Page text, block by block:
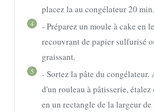
placez la au congélateur 20 min.
4
- Préparez un moule à cake en le
recouvrant de papier sulfurisé
graissant.
5
- Sortez la pâte du congélateur.
d'un rouleau à pâtisserie, étalez
en un rectangle de la largeur de